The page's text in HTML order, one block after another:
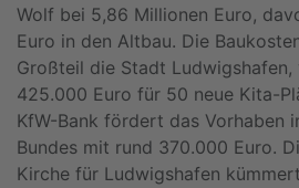
Wolf bei 5,86 Millionen Euro,
Euro in den Altbau. Die
Großteil die Stadt Ludwigshafen,
425.000 Euro für 50 neue Kita-
KfW-Bank fördert das Vorhaben
Bundes mit rund 370.000 Euro.
Kirche für Ludwigshafen